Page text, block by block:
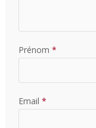
Prénom *
Email *